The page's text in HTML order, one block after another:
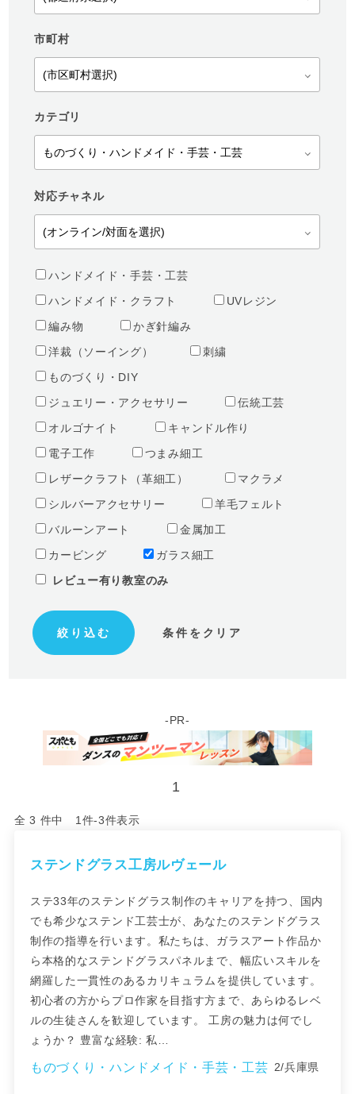
市町村
カテゴリ
対応チャネル
ハンドメイド・手芸・工芸
ハンドメイド・クラフト
UVレジン
編み物
かぎ針編み
洋裁（ソーイング）
刺繍
ものづくり・DIY
ジュエリー・アクセサリー
伝統工芸
オルゴナイト
キャンドル作り
電子工作
つまみ細工
レザークラフト（革細工）
マクラメ
シルバーアクセサリー
羊毛フェルト
バルーンアート
金属加工
カービング
ガラス細工
レビュー有り教室のみ
-PR-
1
全 3 件中 1件-3件表示
ステンドグラス工房ルヴェール
ステ33年のステンドグラス制作のキャリアを持つ、国内
でも希少なステンド工芸士が、あなたのステンドグラス
制作の指導を行います。私たちは、ガラスアート作品か
ら本格的なステンドグラスパネルまで、幅広いスキルを
網羅した一貫性のあるカリキュラムを提供しています。
初心者の方からプロ作家を目指す方まで、あらゆるレベ
ルの生徒さんを歓迎しています。 工房の魅力は何でし
ょうか？ 豊富な経験: 私…
ものづくり・ハンドメイド・手芸・工芸 2/兵庫県